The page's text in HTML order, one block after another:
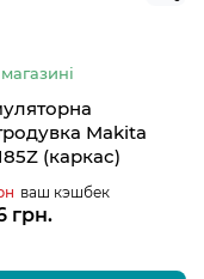
Makita
(каркас)
ваш кэшбек
грн.